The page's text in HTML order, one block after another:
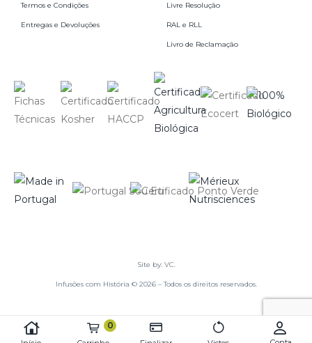
0
Termos e Condições
Entregas e Devoluções
Livre Resolução
RAL e RLL
Livro de Reclamação
Infusões com História © 2026 – Todos os direitos reservados.
Site by: VC.